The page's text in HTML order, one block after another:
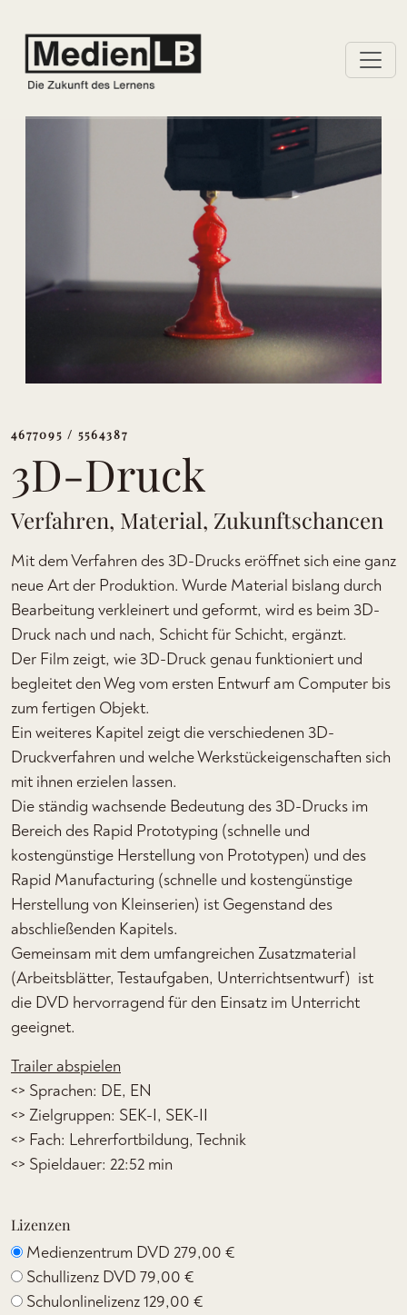
4677095 / 5564387
3D-Druck
Verfahren, Material, Zukunftschancen
Mit dem Verfahren des 3D-Drucks eröffnet sich eine ganz
neue Art der Produktion. Wurde Material bislang durch
Bearbeitung verkleinert und geformt, wird es beim 3D-
Druck nach und nach, Schicht für Schicht, ergänzt.
Der Film zeigt, wie 3D-Druck genau funktioniert und
begleitet den Weg vom ersten Entwurf am Computer bis
zum fertigen Objekt.
Ein weiteres Kapitel zeigt die verschiedenen 3D-
Druckverfahren und welche Werkstückeigenschaften sich
mit ihnen erzielen lassen.
Die ständig wachsende Bedeutung des 3D-Drucks im
Bereich des Rapid Prototyping (schnelle und
kostengünstige Herstellung von Prototypen) und des
Rapid Manufacturing (schnelle und kostengünstige
Herstellung von Kleinserien) ist Gegenstand des
abschließenden Kapitels.
Gemeinsam mit dem umfangreichen Zusatzmaterial
(Arbeitsblätter, Testaufgaben, Unterrichtsentwurf) ist
die DVD hervorragend für den Einsatz im Unterricht
geeignet.
Trailer abspielen
<> Sprachen: DE, EN
<> Zielgruppen: SEK-I, SEK-II
<> Fach: Lehrerfortbildung, Technik
<> Spieldauer: 22:52 min
Lizenzen
Medienzentrum DVD 279,00 €
Schullizenz DVD 79,00 €
Schulonlinelizenz129,00 €